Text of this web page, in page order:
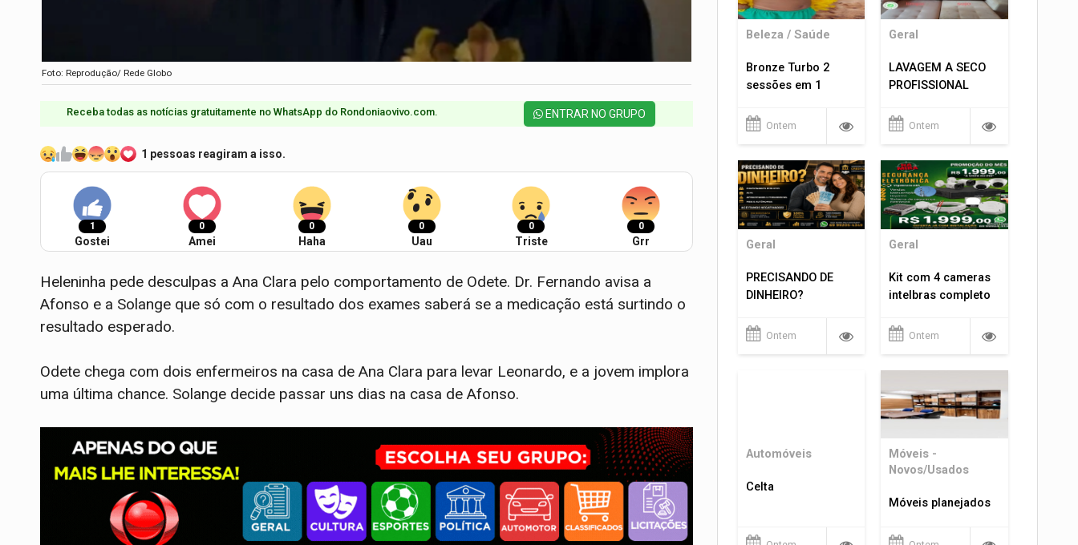
Foto: Reprodução/ Rede Globo
Receba todas as notícias gratuitamente no WhatsApp do Rondoniaovivo.com.​ ENTRAR NO GRUPO
1 pessoas reagiram a isso.
1
Gostei
0
Amei
0
Haha
0
Uau
0
Triste
0
Grr
Heleninha pede desculpas a Ana Clara pelo comportamento de Odete. Dr. Fernando avisa a
Afonso e a Solange que só com o resultado dos exames saberá se a medicação está surtindo o
resultado esperado.
Odete chega com dois enfermeiros na casa de Ana Clara para levar Leonardo, e a jovem implora
uma última chance. Solange decide passar uns dias na casa de Afonso.
Beleza / Saúde
Bronze Turbo 2
sessões em 1
Ontem
Geral
LAVAGEM A SECO
PROFISSIONAL
Ontem
Geral
PRECISANDO DE
DINHEIRO?
Ontem
Geral
Kit com 4 cameras
intelbras completo
Ontem
Automóveis
Celta
Móveis -
Novos/Usados
Móveis planejados